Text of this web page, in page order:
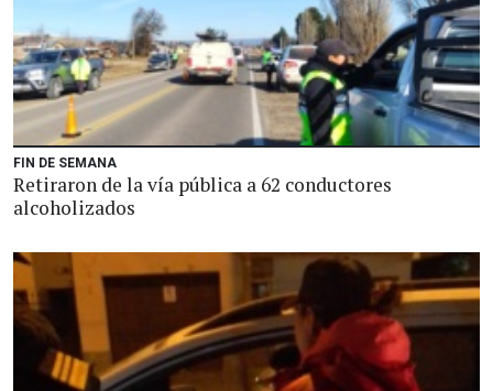
FIN DE SEMANA
Retiraron de la vía pública a 62 conductores
alcoholizados